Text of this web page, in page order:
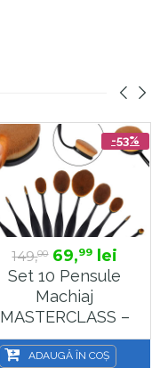
-53%
149,00 69,99 lei
Set 10 Pensule
Machiaj
MASTERCLASS –
Curve Brushes
Beauty Make-Up,
ADAUGĂ ÎN COȘ